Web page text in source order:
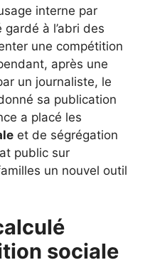
interne par
gardé à l’abri des
une compétition
après une
un journaliste, le
sa publication
a placé les
et de ségrégation
public sur
un nouvel outil
sociale